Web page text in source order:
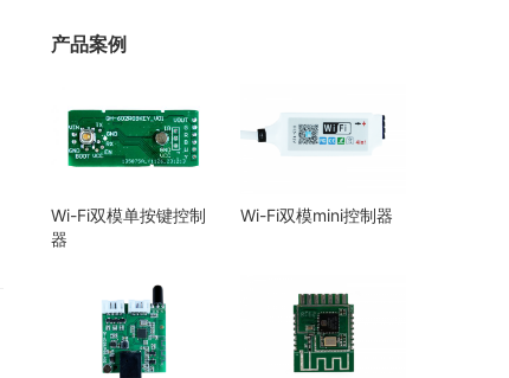
产品案例
Wi-Fi双模单按键控制
器
Wi-Fi双模mini控制器